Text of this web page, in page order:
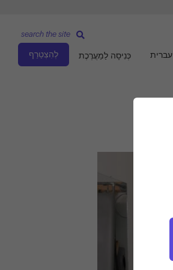
עברית כְּנִיסָה לַמַעֲרֶכֶת לְהִצְטַרֵף
search the site